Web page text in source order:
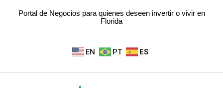
Portal de Negocios para quienes deseen invertir o vivir en
Florida
EN PT ES